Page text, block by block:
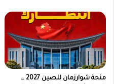
منحة شوارزمان للصين 2027 …